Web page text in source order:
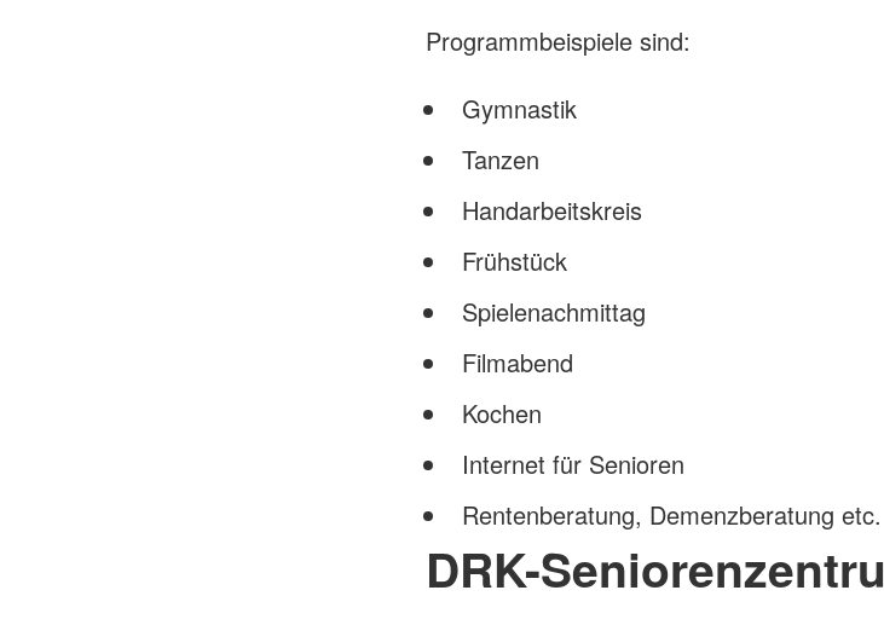
Programmbeispiele sind:
Gymnastik
Tanzen
Handarbeitskreis
Frühstück
Spielenachmittag
Filmabend
Kochen
Internet für Senioren
Rentenberatung, Demenzberatung etc.
DRK-